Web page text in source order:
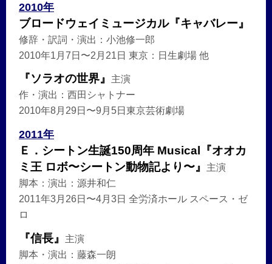
2010年
ブロードウェイミュージカル『キャバレー』
修辞・訳詞・演出：小池修一郎
2010年1月7日〜2月21日 東京：日生劇場 他
『ソラオの世界』
主演
作・演出：西田シャトナー
2010年8月29日〜9月5日東京芸術劇場
2011年
Ｅ．シートン生誕150周年 Musical『オオカ
ミ王 ロボ〜シートン動物記より〜』
主演
脚本：演出：源井和仁
2011年3月26日〜4月3日 全労済ホール スペース・ゼ
ロ
『信長』
主演
脚本・演出：藤森一朗